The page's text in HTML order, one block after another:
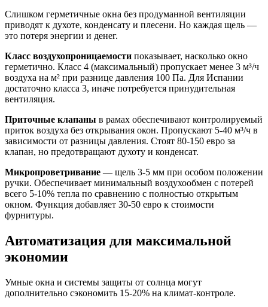
Слишком герметичные окна без продуманной вентиляции
приводят к духоте, конденсату и плесени. Но каждая щель —
это потеря энергии и денег.
Класс воздухопроницаемости показывает, насколько окно
герметично. Класс 4 (максимальный) пропускает менее 3 м³/ч
воздуха на м² при разнице давления 100 Па. Для Испании
достаточно класса 3, иначе потребуется принудительная
вентиляция.
Приточные клапаны в рамах обеспечивают контролируемый
приток воздуха без открывания окон. Пропускают 5-40 м³/ч в
зависимости от разницы давления. Стоят 80-150 евро за
клапан, но предотвращают духоту и конденсат.
Микропроветривание — щель 3-5 мм при особом положении
ручки. Обеспечивает минимальный воздухообмен с потерей
всего 5-10% тепла по сравнению с полностью открытым
окном. Функция добавляет 30-50 евро к стоимости
фурнитуры.
Автоматизация для максимальной
экономии
Умные окна и системы защиты от солнца могут
дополнительно сэкономить 15-20% на климат-контроле.